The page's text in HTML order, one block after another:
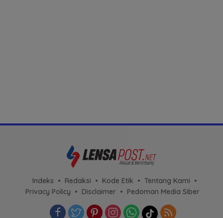
Indeks Redaksi Kode Etik
Tentang Kami
Privacy Policy
Disclaimer Pedoman Media Siber